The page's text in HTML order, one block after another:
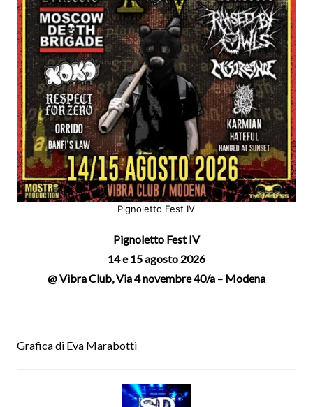
Pignoletto Fest IV
Pignoletto Fest IV
14 e 15 agosto 2026
@ Vibra Club, Via 4 novembre 40/a – Modena
Grafica di Eva Marabotti